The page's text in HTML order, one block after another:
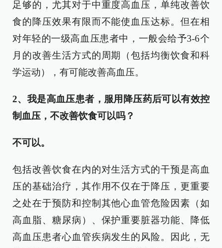
足够的，尤其对于中重度高血压，单纯改善饮
食的降压效果有限而不能使血压达标。但在相
对年轻的一级高血压患者中，一般会给予3-6个
月的改善生活方式的周期（包括均衡饮食和科
学运动），有可能改善高血压。
2、我是高血压患者，服用降压药后可以有效控
制血压，不改善饮食可以吗？
不可以。
包括改善饮食在内的对生活方式的干预是高血
压的基础治疗，其作用不仅在于降压，更重要
之处在于预防和控制其他心血管危险因素（如
高血脂、糖尿病）、保护重要脏器功能、降低
高血压患者心血管疾病发生的风险。因此，无